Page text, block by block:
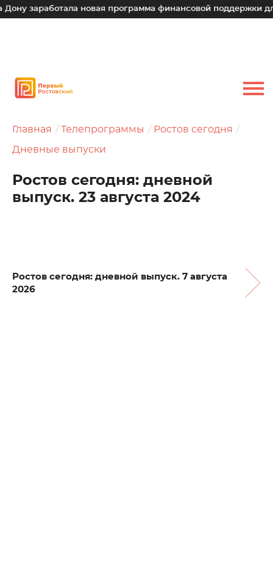
новая программа финансовой поддержки для
Главная Телепрограммы Ростов сегодня
Дневные выпуски
Ростов сегодня: дневной
выпуск. 23 августа 2024
Ростов сегодня: дневной выпуск. 7 августа
2026